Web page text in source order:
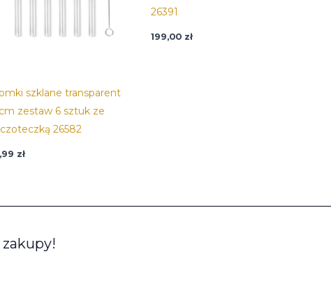
szklane transparent
zestaw 6 sztuk ze
26582
zł
26391
199,00 zł